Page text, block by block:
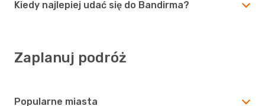
Kiedy najlepiej udać się do Bandirma?
Zaplanuj podróż
Popularne miasta